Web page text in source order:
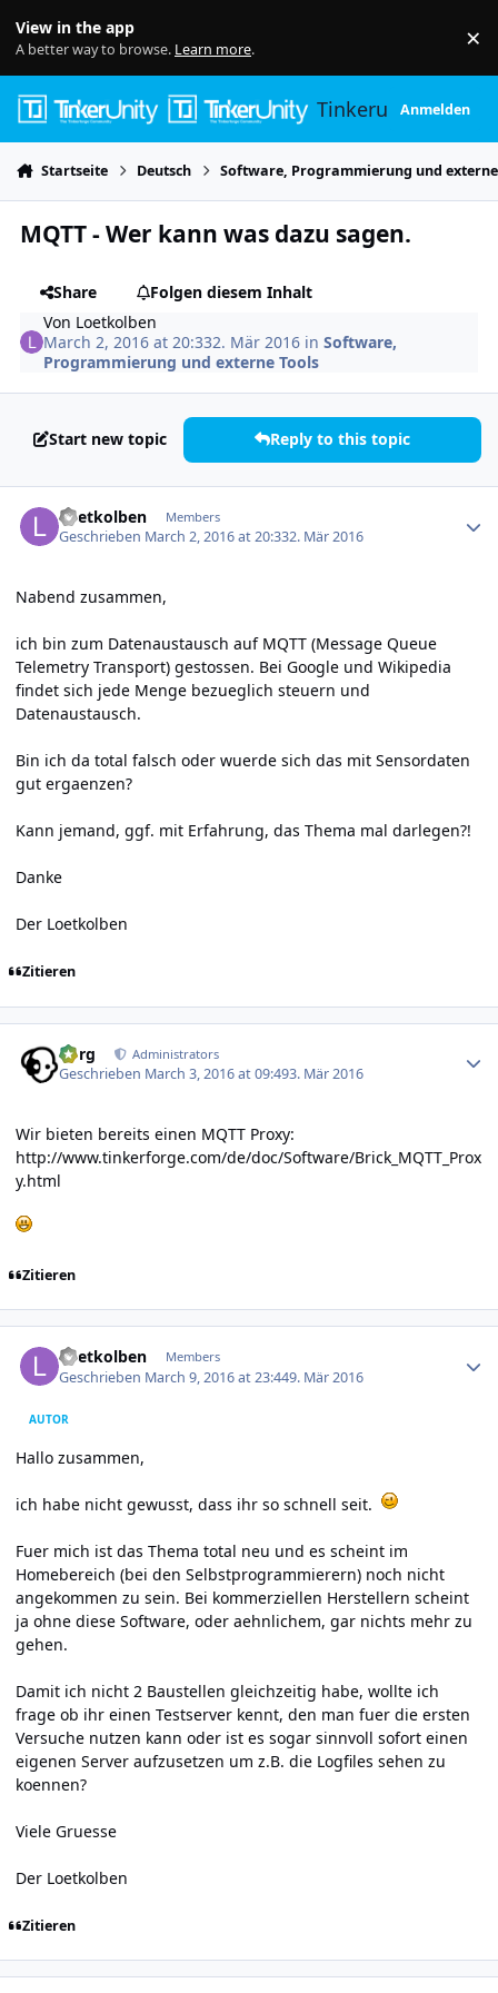
View in the app
A better way to browse. Learn more. ×
TinkerunityAnmelden
Startseite Deutsch Software, Programmierung und
MQTT - Wer kann was dazu sagen.
Share
Folgen diesem Inhalt
Von Loetkolben
March 2, 2016 at 20:332. Mär 2016 inSoftware,
Programmierung und externe Tools
Start new topic Reply to this topic
Loetkolben Members
Geschrieben March 2, 2016 at 20:332. Mär 2016
Nabend zusammen,
ich bin zum Datenaustausch auf MQTT (Message Queue
Telemetry Transport) gestossen. Bei Google und Wikipedia
findet sich jede Menge bezueglich steuern und
Datenaustausch.
Bin ich da total falsch oder wuerde sich das mit Sensordaten
gut ergaenzen?
Kann jemand, ggf. mit Erfahrung, das Thema mal darlegen?!
Danke
Der Loetkolben
Zitieren
borg Administrators
Geschrieben March 3, 2016 at 09:493. Mär 2016
Wir bieten bereits einen MQTT Proxy:
http://www.tinkerforge.com/de/doc/Software/Brick_MQTT_Prox
y.html
Zitieren
Loetkolben Members
Geschrieben March 9, 2016 at 23:449. Mär 2016
AUTOR
Hallo zusammen,
ich habe nicht gewusst, dass ihr so schnell seit.
Fuer mich ist das Thema total neu und es scheint im
Homebereich (bei den Selbstprogrammierern) noch nicht
angekommen zu sein. Bei kommerziellen Herstellern scheint
ja ohne diese Software, oder aehnlichem, gar nichts mehr zu
gehen.
Damit ich nicht 2 Baustellen gleichzeitig habe, wollte ich
frage ob ihr einen Testserver kennt, den man fuer die ersten
Versuche nutzen kann oder ist es sogar sinnvoll sofort einen
eigenen Server aufzusetzen um z.B. die Logfiles sehen zu
koennen?
Viele Gruesse
Der Loetkolben
Zitieren